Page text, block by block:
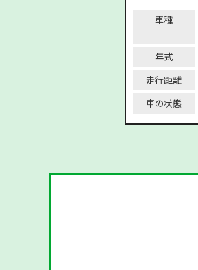
車種
年式
走行距離
車の状態